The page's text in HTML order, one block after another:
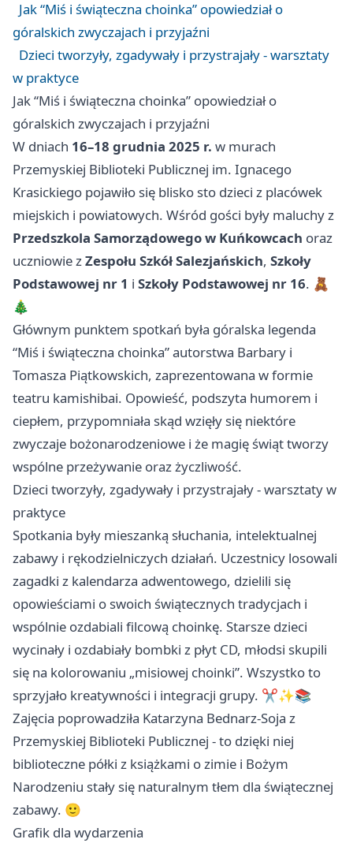
Jak “Miś i świąteczna choinka” opowiedział o
góralskich zwyczajach i przyjaźni
Dzieci tworzyły, zgadywały i przystrajały - warsztaty
w praktyce
Jak “Miś i świąteczna choinka” opowiedział o
góralskich zwyczajach i przyjaźni
W dniach 16–18 grudnia 2025 r. w murach
Przemyskiej Biblioteki Publicznej im. Ignacego
Krasickiego pojawiło się blisko sto dzieci z placówek
miejskich i powiatowych. Wśród gości były maluchy z
Przedszkola Samorządowego w Kuńkowcach oraz
uczniowie zZespołu Szkół Salezjańskich, Szkoły
Podstawowej nr 1 i Szkoły Podstawowej nr 16. 🧸
🎄
Głównym punktem spotkań była góralska legenda
“Miś i świąteczna choinka” autorstwa Barbary i
Tomasza Piątkowskich, zaprezentowana w formie
teatru kamishibai. Opowieść, podszyta humorem i
ciepłem, przypomniała skąd wzięły się niektóre
zwyczaje bożonarodzeniowe i że magię świąt tworzy
wspólne przeżywanie oraz życzliwość.
Dzieci tworzyły, zgadywały i przystrajały - warsztaty w
praktyce
Spotkania były mieszanką słuchania, intelektualnej
zabawy i rękodzielniczych działań. Uczestnicy losowali
zagadki z kalendarza adwentowego, dzielili się
opowieściami o swoich świątecznych tradycjach i
wspólnie ozdabiali filcową choinkę. Starsze dzieci
wycinały i ozdabiały bombki z płyt CD, młodsi skupili
się na kolorowaniu „misiowej choinki”. Wszystko to
sprzyjało kreatywności i integracji grupy. ✂️✨📚
Zajęcia poprowadziła Katarzyna Bednarz-Soja z
Przemyskiej Biblioteki Publicznej - to dzięki niej
biblioteczne półki z książkami o zimie i Bożym
Narodzeniu stały się naturalnym tłem dla świątecznej
zabawy. 🙂
Grafik dla wydarzenia